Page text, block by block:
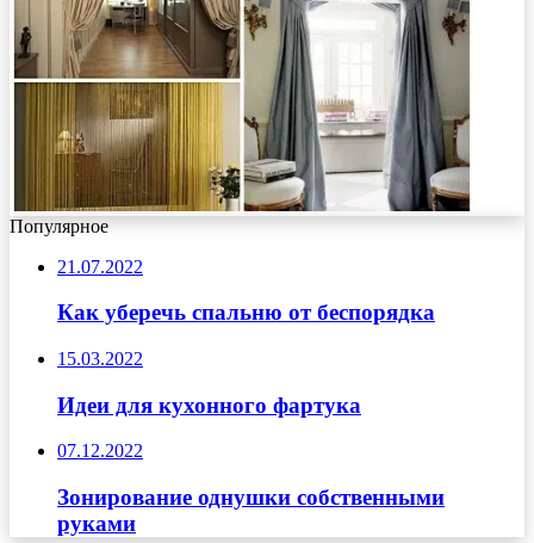
Популярное
21.07.2022
Как уберечь спальню от беспорядка
15.03.2022
Идеи для кухонного фартука
07.12.2022
Зонирование однушки собственными
руками